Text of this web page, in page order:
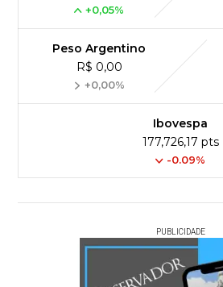
+0,05%
Peso Argentino
R$ 0,00
+0,00%
Ibovespa
177,726,17 pts
-0.09%
PUBLICIDADE